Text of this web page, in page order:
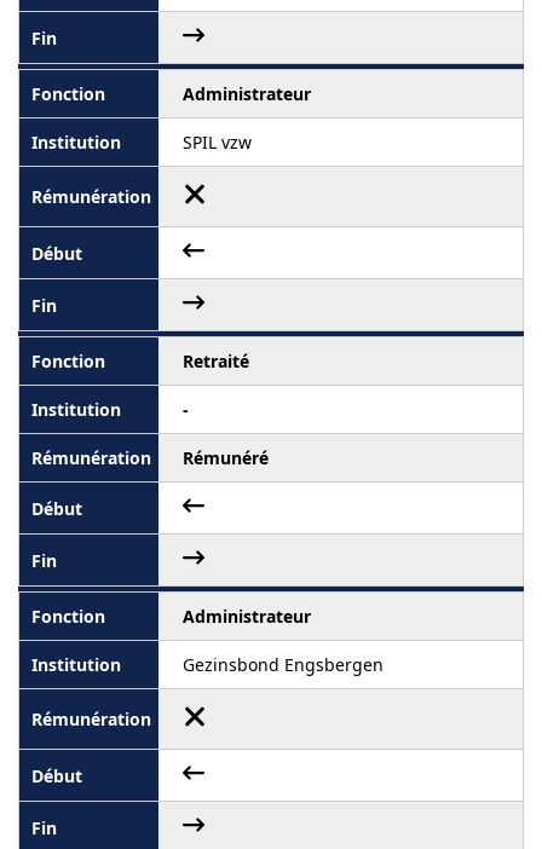
Administrateur
SPIL vzw
Retraité
-
Rémunéré
Administrateur
Gezinsbond Engsbergen